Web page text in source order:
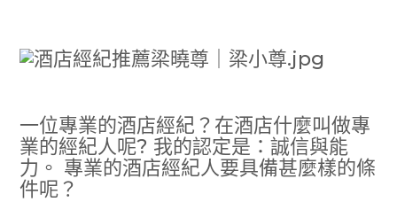
一位專業的酒店經紀？在酒店什麼叫做專
業的經紀人呢? 我的認定是：誠信與能
力。 專業的酒店經紀人要具備甚麼樣的條
件呢？